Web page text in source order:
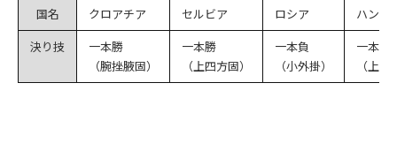
国名
クロアチア セルビア ロシア
ハンガ
決り技
一本勝
（腕挫腋固）
一本勝
（上四方固）
一本負
（小外掛）
一本勝
（上